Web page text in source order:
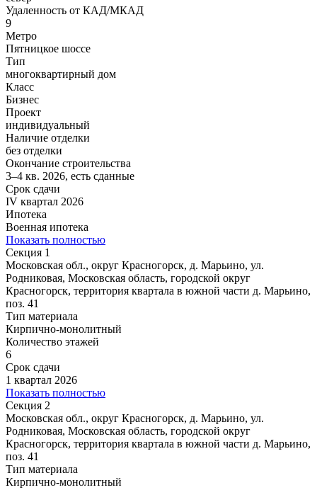
Удаленность от КАД/МКАД
9
Метро
Пятницкое шоссе
Тип
многоквартирный дом
Класс
Бизнес
Проект
индивидуальный
Наличие отделки
без отделки
Окончание строительства
3–4 кв. 2026, есть сданные
Срок сдачи
IV квартал 2026
Ипотека
Военная ипотека
Показать полностью
Секция 1
Московская обл., округ Красногорск, д. Марьино, ул.
Родниковая, Московская область, городской округ
Красногорск, территория квартала в южной части д. Марьино,
поз. 41
Тип материала
Кирпично-монолитный
Количество этажей
6
Срок сдачи
1 квартал 2026
Показать полностью
Секция 2
Московская обл., округ Красногорск, д. Марьино, ул.
Родниковая, Московская область, городской округ
Красногорск, территория квартала в южной части д. Марьино,
поз. 41
Тип материала
Кирпично-монолитный